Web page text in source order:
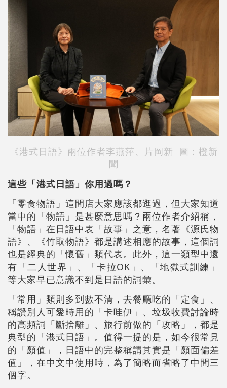
《港式日語》兩位作者李燕萍、片岡新 圖：橙新
聞
這些「港式日語」你用過嗎？
「零食物語」這間店大家應該都逛過，但大家知道
當中的「物語」是甚麼意思嗎？兩位作者介紹稱，
「物語」在日語中表「故事」之意，名著《源氏物
語》、《竹取物語》都是講述相應的故事，這個詞
也是經典的「懷舊」類代表。此外，這一類型中還
有「二人世界」、「卡拉OK」、「地獄式訓練」
等大家早已意識不到是日語的詞彙。
「常用」類則多到數不清，去餐廳吃的「定食」、
稱讚別人可愛時用的「卡哇伊」、垃圾收費討論時
的高頻詞「斷捨離」、旅行前做的「攻略」，都是
典型的「港式日語」。值得一提的是，如今很常見
的「顏值」，日語中的完整稱謂其實是「顏面偏差
值」，在中文中使用時，為了簡略而省略了中間三
個字。